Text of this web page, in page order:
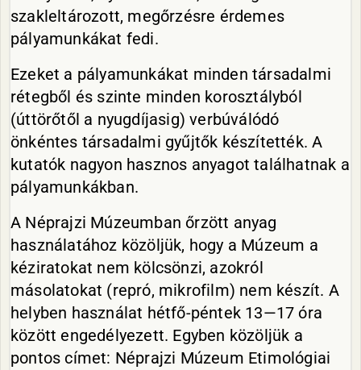
szakleltározott, megőrzésre érdemes
pályamunkákat fedi.
Ezeket a pályamunkákat minden társadalmi
rétegből és szinte minden korosztályból
(úttörőtől a nyugdíjasig) verbúválódó
önkéntes társadalmi gyűjtők készítették. A
kutatók nagyon hasznos anyagot találhatnak a
pályamunkákban.
A Néprajzi Múzeumban őrzött anyag
használatához közöljük, hogy a Múzeum a
kéziratokat nem kölcsönzi, azokról
másolatokat (repró, mikrofilm) nem készít. A
helyben használat hétfő-péntek 13—17 óra
között engedélyezett. Egyben közöljük a
pontos címet: Néprajzi Múzeum Etimológiai